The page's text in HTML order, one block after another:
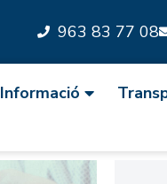
963 83 77 08
Informació